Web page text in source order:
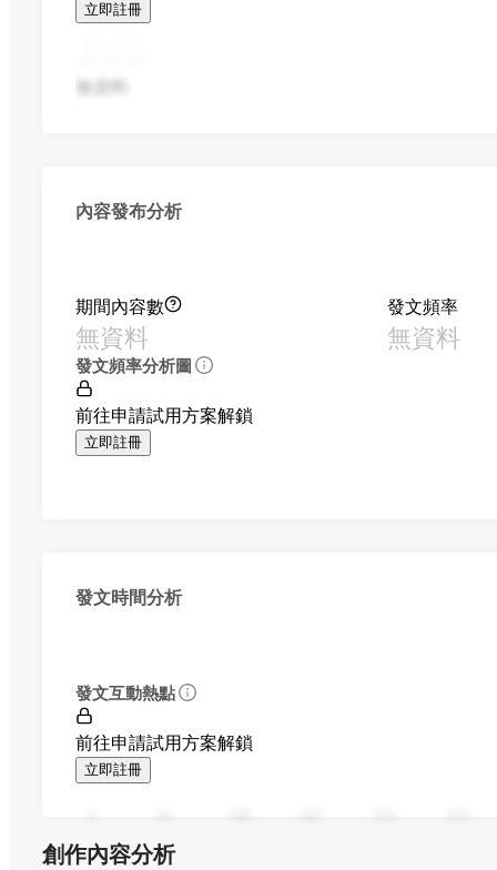
立即註冊
無資料
內容發布分析
期間內容數
無資料
發文頻率
無資料
發文頻率分析圖
前往申請試用方案解鎖
立即註冊
發文時間分析
發文互動熱點
前往申請試用方案解鎖
立即註冊
創作內容分析